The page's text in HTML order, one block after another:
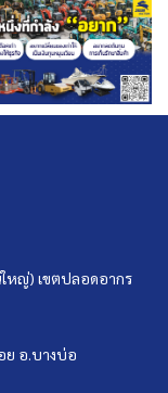
หญ่) เขตปลอดอากร
ย อ.บางบ่อ